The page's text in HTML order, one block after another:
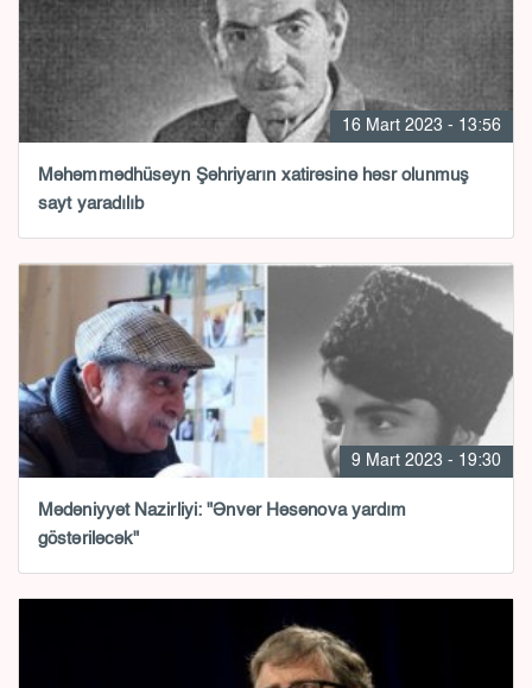
16 Mart 2023 - 13:56
Məhəmmədhüseyn Şəhriyarın xatirəsinə həsr olunmuş
sayt yaradılıb
9 Mart 2023 - 19:30
Mədəniyyət Nazirliyi: "Ənvər Həsənova yardım
göstəriləcək"